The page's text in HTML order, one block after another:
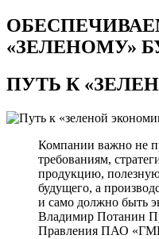
«ЗЕЛЕНОМУ»
ПУТЬ К
Компании важно не
требованиям,
продукцию,
будущего, а
и само должно быть
Владимир Потанин
Правления ПАО